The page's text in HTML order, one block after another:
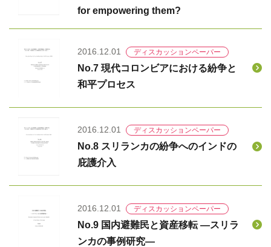
for empowering them?
2016.12.01 ディスカッションペーパー
No.7 現代コロンビアにおける紛争と
和平プロセス
2016.12.01 ディスカッションペーパー
No.8 スリランカの紛争へのインドの
庇護介入
2016.12.01 ディスカッションペーパー
No.9 国内避難民と資産移転 ―スリラ
ンカの事例研究―